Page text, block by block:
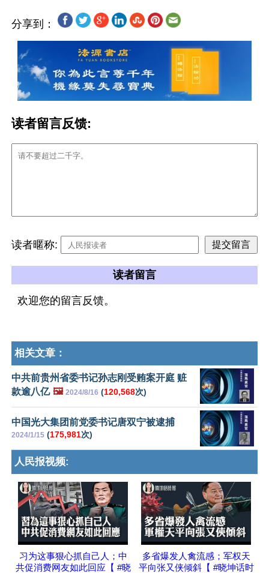
分享到：
读者留言反馈:
读者暱称:
读者留言
欢迎您的留言反馈。
相关文章：
中共前贵州省委书记孙志刚受贿案开庭 赃
款逾八亿 🖼️ 2024/8/16 (120,568次)
中国光大集团前党委书记唐双宁被逮捕
2024/1/15 (175,981次)
人民报视频:
习为这事狠心抓自己人；中
共促消费网友如此回应【 #晓
多省爆发人禽流感；军权天
平向张又侠倾斜【 #晓坤话时